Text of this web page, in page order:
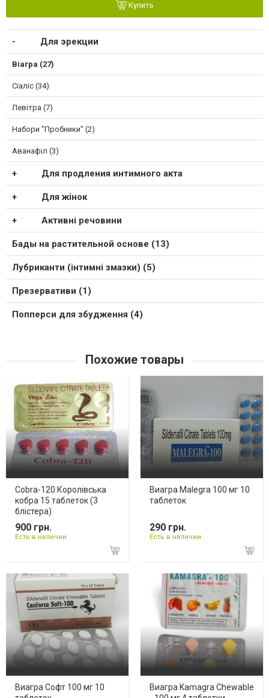
Купить
Для эрекции
Віагра (27)
Сіаліс (34)
Левітра (7)
Набори "Пробники" (2)
Аванафіл (3)
Для продления интимного акта
Для жінок
Активні речовини
Бады на растительной основе (13)
Лубриканти (інтимні змазки) (5)
Презервативи (1)
Попперси для збудження (4)
Похожие товары
Cobra-120 Королівська
кобра 15 таблеток (3
блістера)
900 грн.
Есть в наличии
Виагра Malegra 100 мг 10
таблеток
290 грн.
Есть в наличии
Виагра Софт 100 мг 10
Виагра Kamagra Chewable